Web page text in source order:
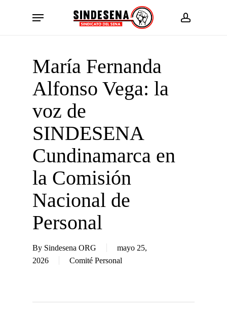
account
Menu
María Fernanda
Alfonso Vega: la
voz de
SINDESENA
Cundinamarca en
la Comisión
Nacional de
Personal
By Sindesena ORG
mayo 25,
2026
Comité Personal